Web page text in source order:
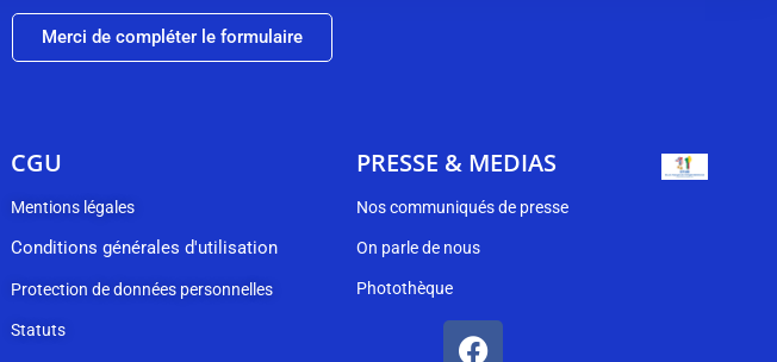
Merci de compléter le formulaire
CGU
Mentions légales
Conditions générales d'utilisation
Protection de données personnelles
Statuts
PRESSE & MEDIAS
Nos communiqués de presse
On parle de nous
Photothèque